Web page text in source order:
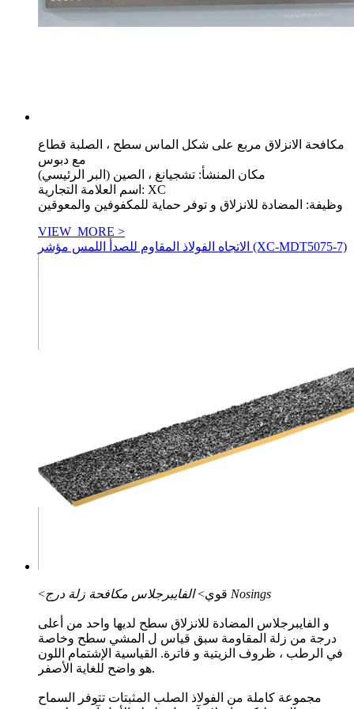
مكافحة الانزلاق مربع على شكل الماس سطح ، الصلبة قطاع
مع دبوس
مكان المنشأ: تشجيانغ ، الصين (البر الرئيسي)
اسم العلامة التجارية: XC
وظيفة: المضادة للانزلاق و توفر حماية للمكفوفين والمعوقين
VIEW_MORE >
الاتجاه الفولاذ المقاوم للصدأ اللمس مؤشر (XC-MDT5075-7)
<قوي> الفايبرجلاس مكافحة زلة درج Nosings
و الفايبرجلاس المضادة للانزلاق سطح لديها واحد من أعلى
درجة من زلة المقاومة سبق قياس ل المشي سطح وخاصة
في الرطب ، ظروف الزيتية و فاترة. القياسية الإشتمام اللون
هو واضح للغاية الأصفر.
مجموعة كاملة من الفولاذ الصلب المثبتات تتوفر السماح